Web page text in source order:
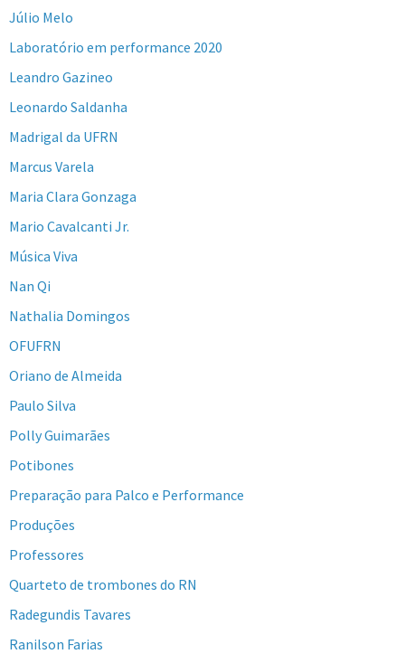
Júlio Melo
Laboratório em performance 2020
Leandro Gazineo
Leonardo Saldanha
Madrigal da UFRN
Marcus Varela
Maria Clara Gonzaga
Mario Cavalcanti Jr.
Música Viva
Nan Qi
Nathalia Domingos
OFUFRN
Oriano de Almeida
Paulo Silva
Polly Guimarães
Potibones
Preparação para Palco e Performance
Produções
Professores
Quarteto de trombones do RN
Radegundis Tavares
Ranilson Farias